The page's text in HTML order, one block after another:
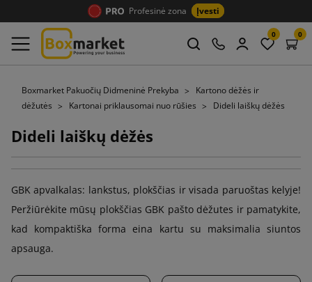
Profesinė zona Įvesti
0 0
Boxmarket Pakuočių Didmeninė Prekyba
Kartono dėžės ir
dėžutės
Kartonai priklausomai nuo rūšies Dideli laiškų dėžės
Dideli laiškų dėžės
GBK apvalkalas: lankstus, plokščias ir visada paruoštas kelyje!
Peržiūrėkite mūsų plokščias GBK pašto dėžutes ir pamatykite,
kad kompaktiška forma eina kartu su maksimalia siuntos
apsauga.